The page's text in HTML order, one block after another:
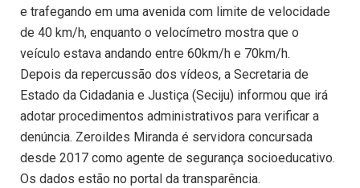
e trafegando em uma avenida com limite de velocidade
de 40 km/h, enquanto o velocímetro mostra que o
veículo estava andando entre 60km/h e 70km/h.
Depois da repercussão dos vídeos, a Secretaria de
Estado da Cidadania e Justiça (Seciju) informou que irá
adotar procedimentos administrativos para verificar a
denúncia. Zeroildes Miranda é servidora concursada
desde 2017 como agente de segurança socioeducativo.
Os dados estão no portal da transparência.